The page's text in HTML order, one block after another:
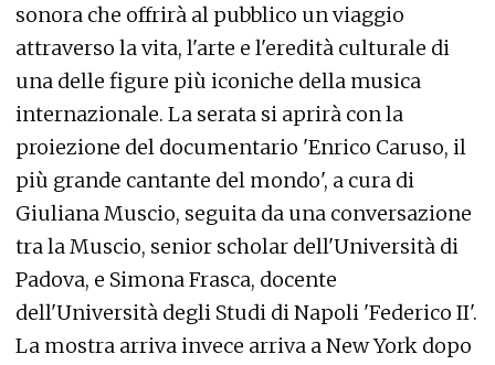
sonora che offrirà al pubblico un viaggio
attraverso la vita, l'arte e l'eredità culturale di
una delle figure più iconiche della musica
internazionale. La serata si aprirà con la
proiezione del documentario 'Enrico Caruso, il
più grande cantante del mondo', a cura di
Giuliana Muscio, seguita da una conversazione
tra la Muscio, senior scholar dell'Università di
Padova, e Simona Frasca, docente
dell'Università degli Studi di Napoli 'Federico II'.
La mostra arriva invece arriva a New York dopo